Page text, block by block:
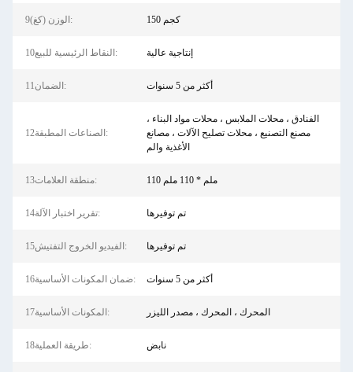
9الوزن (كغ): 150 كجم
10النقاط الرئيسية للبيع: إنتاجية عالية
11الضمان: أكثر من 5 سنوات
12الصناعات المطبقة:
الفنادق ، محلات الملابس ، محلات مواد البناء ،
مصنع التصنيع ، محلات تصليح الآلات ، مصانع
الأغذية والم
13منطقة العلامات: 110 ملم * 110 ملم
14تقرير اختبار الآلة: تم توفيرها
15الفيديو الخروج التفتيش: تم توفيرها
16ضمان المكونات الأساسية: أكثر من 5 سنوات
17المكونات الأساسية: المحرك ، المحرك ، مصدر الليزر
18طريقة العملية: نابض